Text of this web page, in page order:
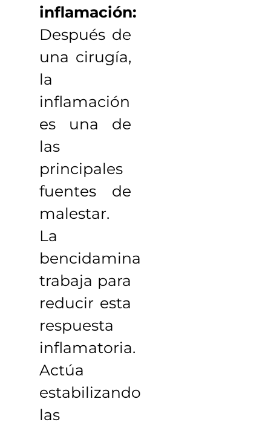
inflamación:
Después de
una cirugía,
la
inflamación
es una de
las
principales
fuentes de
malestar.
La
bencidamina
trabaja para
reducir esta
respuesta
inflamatoria.
Actúa
estabilizando
las